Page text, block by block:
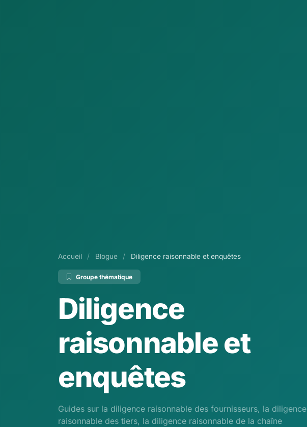
Accueil / Blogue / Diligence raisonnable et enquêtes
Groupe thématique
Diligence
raisonnable et
enquêtes
Guides sur la diligence raisonnable des fournisseurs, la diligence
raisonnable des tiers, la diligence raisonnable de la chaîne